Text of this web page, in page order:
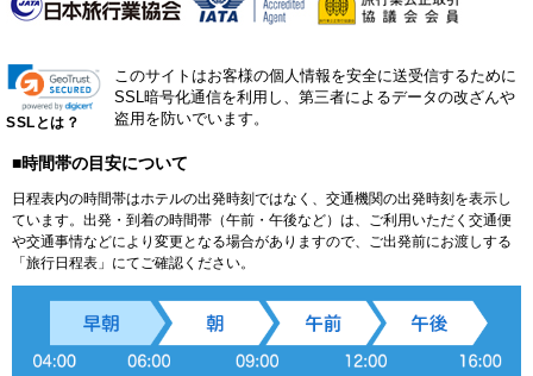
SSLとは？
このサイトはお客様の個人情報を安全に送受信するために
SSL暗号化通信を利用し、第三者によるデータの改ざんや
盗用を防いでいます。
■時間帯の目安について
日程表内の時間帯はホテルの出発時刻ではなく、交通機関の出発時刻を表示し
ています。出発・到着の時間帯（午前・午後など）は、ご利用いただく交通便
や交通事情などにより変更となる場合がありますので、ご出発前にお渡しする
「旅行日程表」にてご確認ください。